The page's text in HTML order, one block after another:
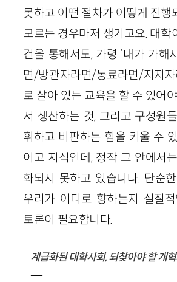
못하고 어떤 절차가 어떻게 진행
모르는 경우마저 생기고요. 대학
건을 통해서도, 가령 ‘내가 가해
면/방관자라면/동료라면/지지자
로 살아 있는 교육을 할 수 있어
서 생산하는 것, 그리고 구성원
휘하고 비판하는 힘을 키울 수
이고 지식인데, 정작 그 안에서
화되지 못하고 있습니다. 단순
우리가 어디로 향하는지 실질
토론이 필요합니다.
계급화된 대학사회, 되찾아야 할 개
—